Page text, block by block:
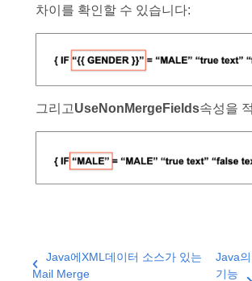
차이를 확인할 수 있습니다:
그리고UseNonMergeFields속성을
Java에XML데이터 소스가 있는
Mail Merge
Java
기능